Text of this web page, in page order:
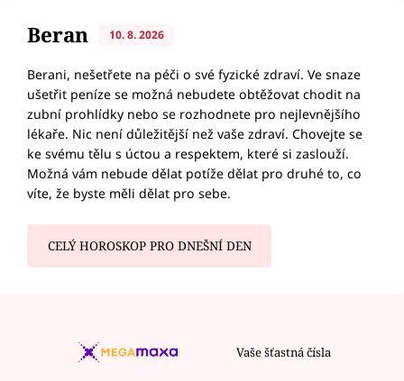
Beran 10. 8. 2026
Berani, nešetřete na péči o své fyzické zdraví. Ve snaze
ušetřit peníze se možná nebudete obtěžovat chodit na
zubní prohlídky nebo se rozhodnete pro nejlevnějšího
lékaře. Nic není důležitější než vaše zdraví. Chovejte se
ke svému tělu s úctou a respektem, které si zaslouží.
Možná vám nebude dělat potíže dělat pro druhé to, co
víte, že byste měli dělat pro sebe.
CELÝ HOROSKOP PRO DNEŠNÍ DEN
Vaše šťastná čísla